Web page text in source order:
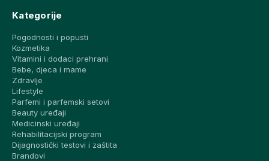
Kategorije
Pogodnosti i popusti
Kozmetika
Vitamini i dodaci prehrani
Bebe, djeca i mame
Zdravlje
Lifestyle
Parfemi i parfemski setovi
Beauty uređaji
Medicinski uređaji
Rehabilitacijski program
Dijagnostički testovi i zaštita
Brandovi